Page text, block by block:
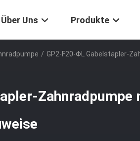
Über Uns Produkte
/ GP2-F20-ΦL Gabelstapler-
Zahnradpumpe